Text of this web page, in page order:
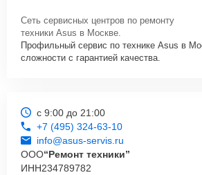
Сеть сервисных центров по ремонту
техники Asus в Москве.
Профильный сервис по технике Asus в
сложности с гарантией качества.
с 9:00 до 21:00
+7 (495) 324-63-10
info@asus-servis.ru
ООО“Ремонт техники”
ИНН234789782